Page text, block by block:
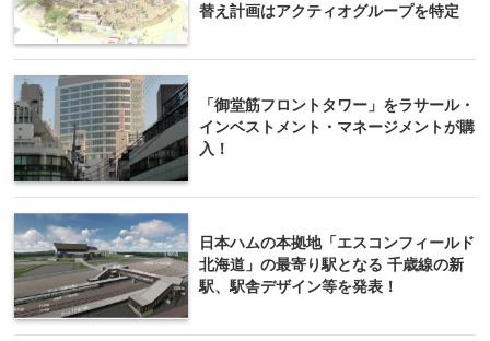
替え計画はアクティオグループを特定
「御堂筋フロントタワー」をラサール・
インベストメント・マネージメントが購
入！
日本ハムの本拠地「エスコンフィールド
北海道」の最寄り駅となる 千歳線の新
駅、駅舎デザイン等を発表！